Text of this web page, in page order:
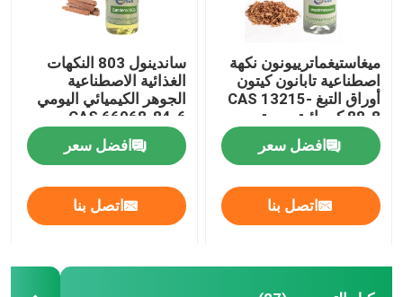
ميغاستيغماترييونون نكهة
اصطناعية تابانون كيتون
أوراق التبغ CAS 13215-
88-8 كيميائية يومية
افضل سعر
اتصل بنا
ساندينول 803 النكهات
الغذائية الاصطناعية
الجوهر الكيميائي اليومي
CAS 66068-84-6
افضل سعر
اتصل بنا